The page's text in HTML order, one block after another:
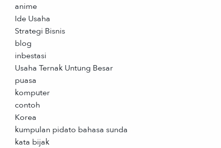
anime
Ide Usaha
Strategi Bisnis
blog
inbestasi
Usaha Ternak Untung Besar
puasa
komputer
contoh
Korea
kumpulan pidato bahasa sunda
kata bijak